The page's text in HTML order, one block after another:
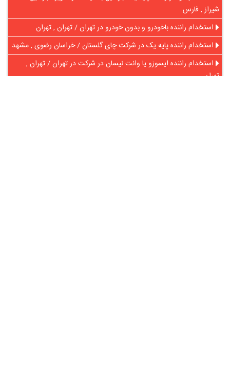
شیراز , فارس
استخدام راننده باخودرو و بدون خودرو در تهران / تهران , تهران
استخدام راننده پایه یک در شرکت چای گلستان / خراسان رضوی , مشهد
استخدام راننده ایسوزو یا وانت نیسان در شرکت در تهران / تهران ,
تهران